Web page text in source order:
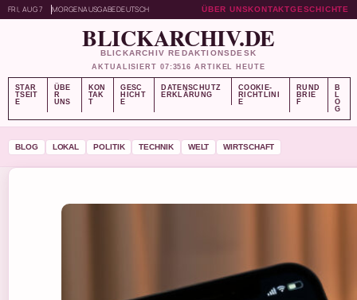
FRI, AUG 7 MORGENAUSGABEDEUTSCH ÜBER UNSKONTAKTGESCHICHTE
BLICKARCHIV.DE
BLICKARCHIV REDAKTIONSDESK
AKTUALISIERT 07:3516 ARTIKEL HEUTE
STAR
TSEIT
E
ÜBE
R
UNS
KON
TAK
T
GESC
HICHT
E
DATENSCHUTZ
ERKLÄRUNG
COOKIE-
RICHTLINI
E
RUND
BRIE
F
B
L
O
G
BLOG LOKAL POLITIK TECHNIK WELT WIRTSCHAFT